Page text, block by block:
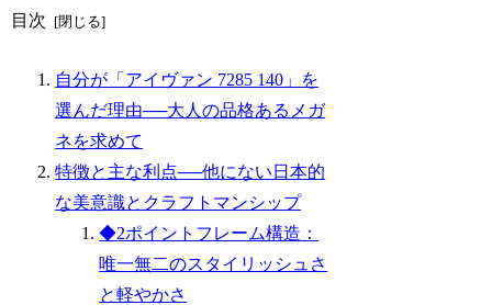
目次
自分が「アイヴァン 7285 140」を
選んだ理由──大人の品格あるメガ
ネを求めて
特徴と主な利点──他にない日本的
な美意識とクラフトマンシップ
◆2ポイントフレーム構造：
唯一無二のスタイリッシュさ
と軽やかさ